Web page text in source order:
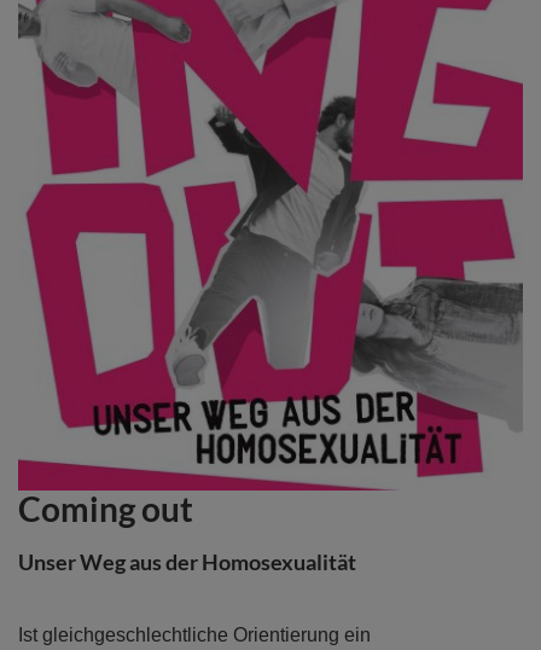
Coming out
Unser Weg aus der Homosexualität
Ist gleichgeschlechtliche Orientierung ein
Zum
Anfang
der